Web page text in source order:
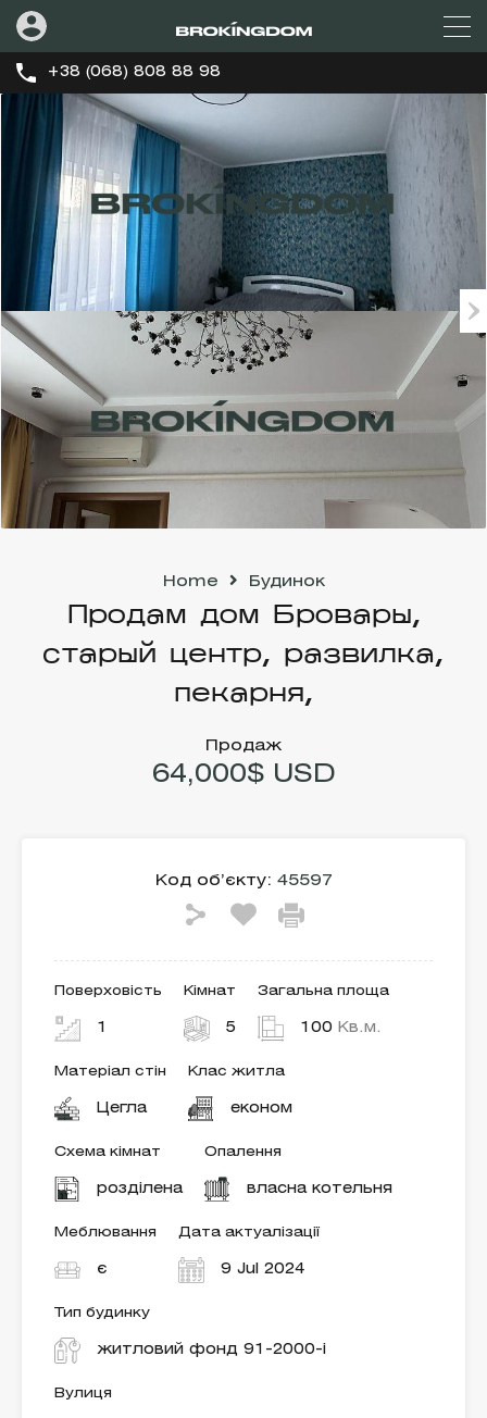
+38 (068) 808 88 98
Home Будинок
Продам дом Бровары,
старый центр, развилка,
пекарня,
Продаж
64,000$ USD
Код об’єкту: 45597
Поверховість
1
Кімнат
5
Загальна площа
100 Кв.м.
Матеріал стін
Цегла
Клас житла
економ
Схема кімнат
розділена
Опалення
власна котельня
Меблювання
є
Дата актуалізації
9 Jul 2024
Тип будинку
житловий фонд 91-2000-і
Вулиця